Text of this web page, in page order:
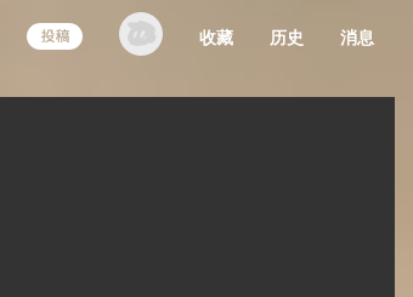
收藏 历史 消息